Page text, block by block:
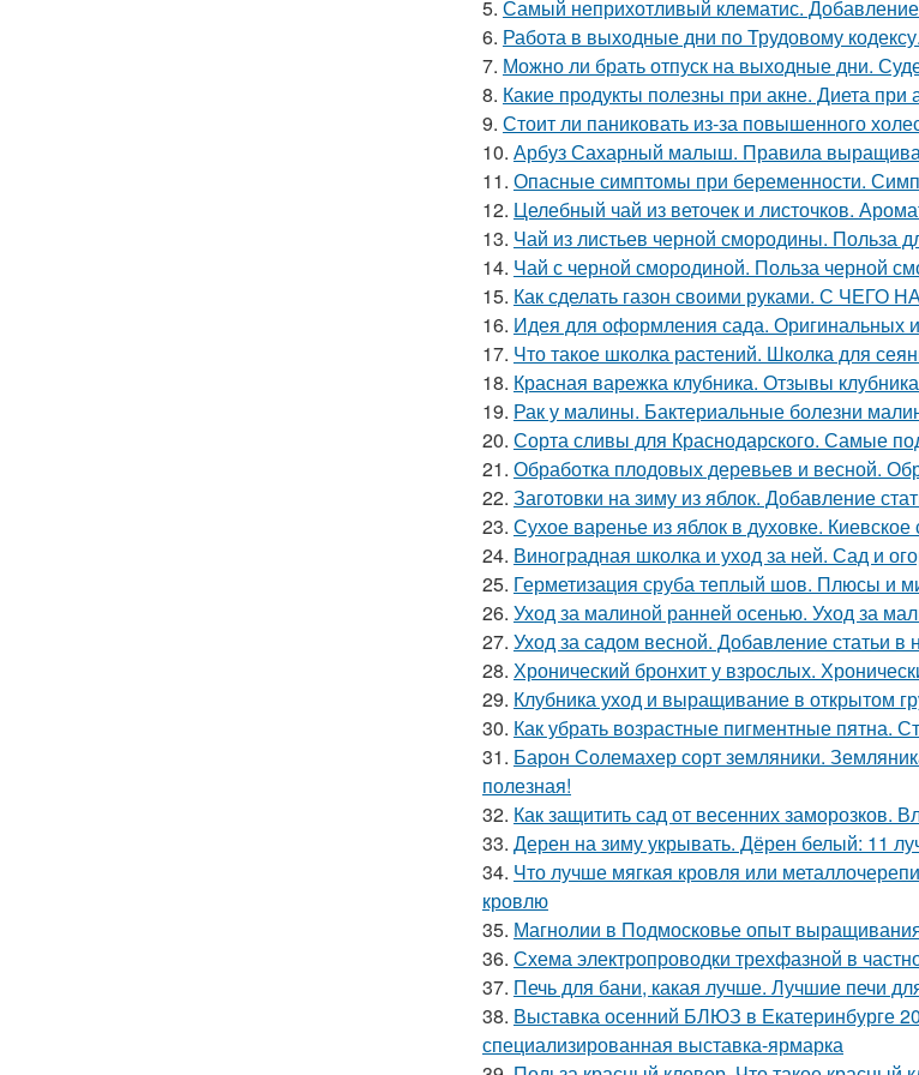
5. Самый неприхотливый клематис.
6. Работа в выходные дни по Трудовому
7. Можно ли брать отпуск на выходные дни.
8. Какие продукты полезны при акне. Диета при
9. Стоит ли паниковать из-за повышенного
10. Арбуз Сахарный малыш. Правила
11. Опасные симптомы при беременности.
12. Целебный чай из веточек и листочков.
13. Чай из листьев черной смородины. Польза
14. Чай с черной смородиной. Польза черной
15. Как сделать газон своими руками. С
16. Идея для оформления сада. Оригинальных
17. Что такое школка растений. Школка для
18. Красная варежка клубника. Отзывы
19. Рак у малины. Бактериальные болезни
20. Сорта сливы для Краснодарского. Самые
21. Обработка плодовых деревьев и весной.
22. Заготовки на зиму из яблок. Добавление
23. Сухое варенье из яблок в духовке. Киевское
24. Виноградная школка и уход за ней. Сад и
25. Герметизация сруба теплый шов. Плюсы и
26. Уход за малиной ранней осенью. Уход за
27. Уход за садом весной. Добавление статьи в
28. Хронический бронхит у взрослых.
29. Клубника уход и выращивание в открытом
30. Как убрать возрастные пигментные пятна.
31. Барон Солемахер сорт земляники.
полезная!
32. Как защитить сад от весенних заморозков.
33. Дерен на зиму укрывать. Дёрен белый: 11
34. Что лучше мягкая кровля или
кровлю
35. Магнолии в Подмосковье опыт
36. Схема электропроводки трехфазной в
37. Печь для бани, какая лучше. Лучшие печи
38. Выставка осенний БЛЮЗ в Екатеринбурге
специализированная выставка-ярмарка